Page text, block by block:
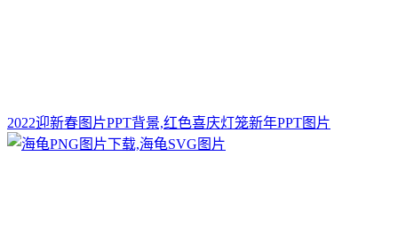
2022迎新春图片PPT背景,红色喜庆灯笼新年PPT图片